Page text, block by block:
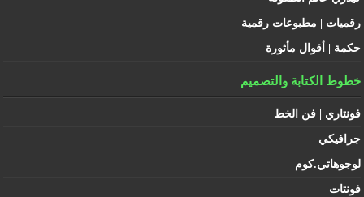
رقميات | مطبوعات رقمية
حكمة | أقوال مأثورة
خطوط الكتابة والتصميم
فونتاري | فن الخط
جرافيكي
لوجوهاتي.كوم
فونتات